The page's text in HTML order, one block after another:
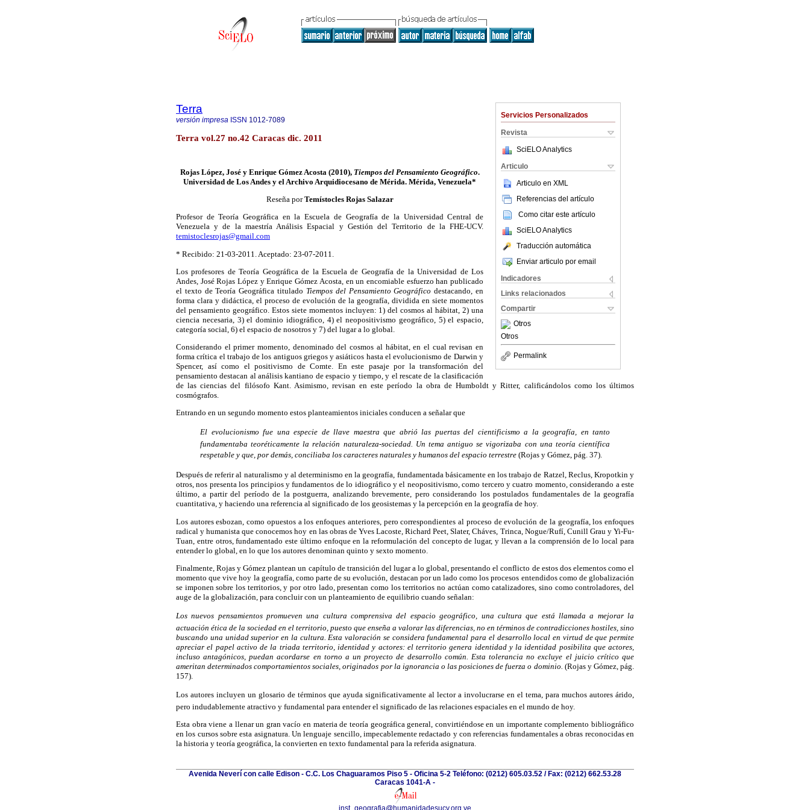
Servicios Personalizados
Revista
SciELO Analytics
Articulo
Articulo en XML
Referencias del artículo
Como citar este artículo
SciELO Analytics
Traducción automática
Enviar articulo por email
Indicadores
Links relacionados
Compartir
Otros
Otros
Permalink
Terra
versión impresa ISSN 1012-7089
Terra vol.27 no.42 Caracas dic. 2011
Rojas López, José y Enrique Gómez Acosta (2010), Tiempos del Pensamiento Geográfico.
Universidad de Los Andes y el Archivo Arquidiocesano de Mérida. Mérida, Venezuela*
Reseña porTemístocles Rojas Salazar
Profesor de Teoría Geográfica en la Escuela de Geografía de la Universidad Central de
Venezuela y de la maestría Análisis Espacial y Gestión del Territorio de la FHE-UCV.
temistoclesrojas@gmail.com
* Recibido: 21-03-2011. Aceptado: 23-07-2011.
Los profesores de Teoría Geográfica de la Escuela de Geografía de la Universidad de Los
Andes, José Rojas López y Enrique Gómez Acosta, en un encomiable esfuerzo han publicado
el texto de Teoría Geográfica titulado Tiempos del Pensamiento Geográfico destacando, en
forma clara y didáctica, el proceso de evolución de la geografía, dividida en siete momentos
del pensamiento geográfico. Estos siete momentos incluyen: 1) del cosmos al hábitat, 2) una
ciencia necesaria, 3) el dominio idiográfico, 4) el neopositivismo geográfico, 5) el espacio,
categoría social, 6) el espacio de nosotros y 7) del lugar a lo global.
Considerando el primer momento, denominado del cosmos al hábitat, en el cual revisan en
forma crítica el trabajo de los antiguos griegos y asiáticos hasta el evolucionismo de Darwin y
Spencer, así como el positivismo de Comte. En este pasaje por la transformación del
pensamiento destacan al análisis kantiano de espacio y tiempo, y el rescate de la clasificación
de las ciencias del filósofo Kant. Asimismo, revisan en este período la obra de Humboldt y Ritter, calificándolos como los últimos
cosmógrafos.
Entrando en un segundo momento estos planteamientos iniciales conducen a señalar que
El evolucionismo fue una especie de llave maestra que abrió las puertas del cientificismo a la geografía, en tanto
fundamentaba teoréticamente la relación naturaleza-sociedad. Un tema antiguo se vigorizaba con una teoría científica
respetable y que, por demás, conciliaba los caracteres naturales y humanos del espacio terrestre (Rojas y Gómez, pág. 37).
Después de referir al naturalismo y al determinismo en la geografía, fundamentada básicamente en los trabajo de Ratzel, Reclus, Kropotkin y
otros, nos presenta los principios y fundamentos de lo idiográfico y el neopositivismo, como tercero y cuatro momento, considerando a este
último, a partir del período de la postguerra, analizando brevemente, pero considerando los postulados fundamentales de la geografía
cuantitativa, y haciendo una referencia al significado de los geosistemas y la percepción en la geografía de hoy.
Los autores esbozan, como opuestos a los enfoques anteriores, pero correspondientes al proceso de evolución de la geografía, los enfoques
radical y humanista que conocemos hoy en las obras de Yves Lacoste, Richard Peet, Slater, Cháves, Trinca, Nogue/Rufí, Cunill Grau y Yi-Fu-
Tuan, entre otros, fundamentado este último enfoque en la reformulación del concepto de lugar, y llevan a la comprensión de lo local para
entender lo global, en lo que los autores denominan quinto y sexto momento.
Finalmente, Rojas y Gómez plantean un capítulo de transición del lugar a lo global, presentando el conflicto de estos dos elementos como el
momento que vive hoy la geografía, como parte de su evolución, destacan por un lado como los procesos entendidos como de globalización
se imponen sobre los territorios, y por otro lado, presentan como los territorios no actúan como catalizadores, sino como controladores, del
auge de la globalización, para concluir con un planteamiento de equilibrio cuando señalan:
Los nuevos pensamientos promueven una cultura comprensiva del espacio geográfico, una cultura que está llamada a mejorar la
actuación ética de la sociedad en el territorio, puesto que enseña a valorar las diferencias, no en términos de contradicciones hostiles, sino
buscando una unidad superior en la cultura. Esta valoración se considera fundamental para el desarrollo local en virtud de que permite
apreciar el papel activo de la triada territorio, identidad y actores: el territorio genera identidad y la identidad posibilita que actores,
incluso antagónicos, puedan acordarse en torno a un proyecto de desarrollo común. Esta tolerancia no excluye el juicio crítico que
ameritan determinados comportamientos sociales, originados por la ignorancia o las posiciones de fuerza o dominio. (Rojas y Gómez, pág.
157).
Los autores incluyen un glosario de términos que ayuda significativamente al lector a involucrarse en el tema, para muchos autores árido,
pero indudablemente atractivo y fundamental para entender el significado de las relaciones espaciales en el mundo de hoy.
Esta obra viene a llenar un gran vacío en materia de teoría geográfica general, convirtiéndose en un importante complemento bibliográfico
en los cursos sobre esta asignatura. Un lenguaje sencillo, impecablemente redactado y con referencias fundamentales a obras reconocidas en
la historia y teoría geográfica, la convierten en texto fundamental para la referida asignatura.
Avenida Neverí con calle Edison - C.C. Los Chaguaramos Piso 5 - Oficina 5-2 Teléfono: (0212) 605.03.52 / Fax: (0212) 662.53.28
Caracas 1041-A -
inst_geografia@humanidadesucv.org.ve